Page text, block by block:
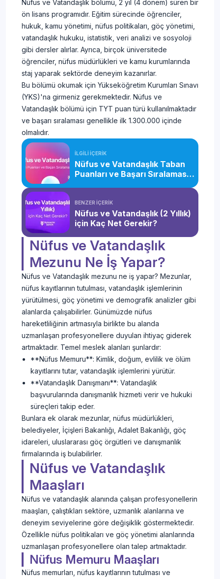
Nüfus ve Vatandaşlık bölümü, 2 yıl (4 dönem) süren bir
ön lisans programıdır. Eğitim sürecinde öğrenciler,
hukuk, kamu yönetimi, nüfus politikaları, göç yönetimi,
vatandaşlık hukuku, istatistik, veri analizi ve sosyoloji
gibi dersler alırlar. Ayrıca, birçok üniversitede
öğrenciler, nüfus müdürlükleri ve kamu kurumlarında
staj yaparak sektörde deneyim kazanırlar.
Bu bölümü okumak için Yükseköğretim Kurumları Sınavı
(YKS)'na girmeniz gerekmektedir. Nüfus ve
Vatandaşlık bölümü için TYT puan türü kullanılmaktadır
ve başarı sıralaması genellikle ilk 1.300.000 içinde
olmalıdır.
İLGİLİ İÇERİK
Nüfus ve Vatandaşlık Taban
Puanları ve Başarı Sıralaması
BENZER İÇERİK
Nüfus ve Vatandaşlık (2 Yıllık)
için Kaç Net Gerekir?
Nüfus ve Vatandaşlık
Mezunu Ne İş Yapar?
Nüfus ve Vatandaşlık mezunu ne iş yapar? Mezunlar,
nüfus kayıtlarının tutulması, vatandaşlık işlemlerinin
yürütülmesi, göç yönetimi ve demografik analizler gibi
alanlarda çalışabilirler. Günümüzde nüfus
hareketliliğinin artmasıyla birlikte bu alanda
uzmanlaşan profesyonellere duyulan ihtiyaç giderek
artmaktadır. Temel meslek alanları şunlardır:
**Nüfus Memuru**: Kimlik, doğum, evlilik ve ölüm
kayıtlarını tutar, vatandaşlık işlemlerini yürütür.
**Vatandaşlık Danışmanı**: Vatandaşlık
başvurularında danışmanlık hizmeti verir ve hukuki
süreçleri takip eder.
Bunlara ek olarak mezunlar, nüfus müdürlükleri,
belediyeler, İçişleri Bakanlığı, Adalet Bakanlığı, göç
idareleri, uluslararası göç örgütleri ve danışmanlık
firmalarında iş bulabilirler.
Nüfus ve Vatandaşlık
Maaşları
Nüfus ve vatandaşlık alanında çalışan profesyonellerin
maaşları, çalıştıkları sektöre, uzmanlık alanlarına ve
deneyim seviyelerine göre değişiklik göstermektedir.
Özellikle nüfus politikaları ve göç yönetimi alanlarında
uzmanlaşan profesyonellere olan talep artmaktadır.
Nüfus Memuru Maaşları
Nüfus memurları, nüfus kayıtlarının tutulması ve